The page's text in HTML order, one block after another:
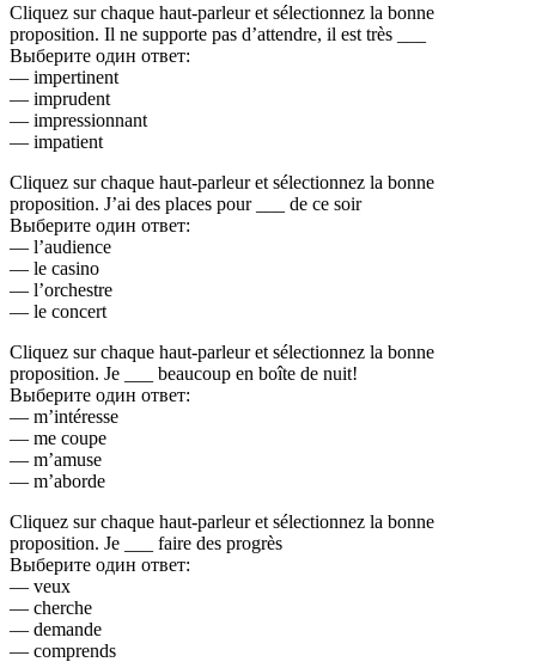
Cliquez sur chaque haut-parleur et sélectionnez la bonne
proposition. Il ne supporte pas d’attendre, il est très ___
Выберите один ответ:
— impertinent
— imprudent
— impressionnant
— impatient
Cliquez sur chaque haut-parleur et sélectionnez la bonne
proposition. J’ai des places pour ___ de ce soir
Выберите один ответ:
— l’audience
— le casino
— l’orchestre
— le concert
Cliquez sur chaque haut-parleur et sélectionnez la bonne
proposition. Je ___ beaucoup en boîte de nuit!
Выберите один ответ:
— m’intéresse
— me coupe
— m’amuse
— m’aborde
Cliquez sur chaque haut-parleur et sélectionnez la bonne
proposition. Je ___ faire des progrès
Выберите один ответ:
— veux
— cherche
— demande
— comprends